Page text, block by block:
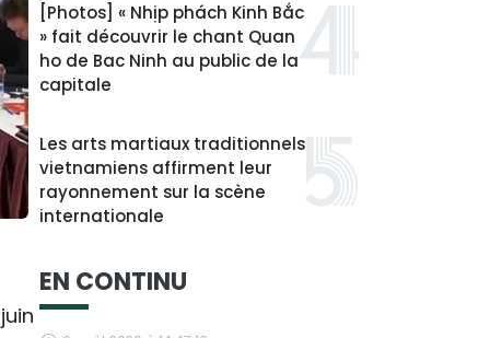
[Photos] « Nhịp phách Kinh Bắc
» fait découvrir le chant Quan
ho de Bac Ninh au public de la
capitale
Les arts martiaux traditionnels
vietnamiens affirment leur
rayonnement sur la scène
internationale
EN CONTINU